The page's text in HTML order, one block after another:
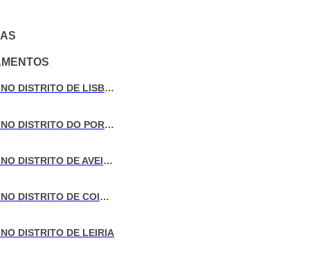
VENDA DE MORADIAS NO DISTRITO DE LISBOA
VENDA DE MORADIAS NO DISTRITO DO PORTO
VENDA DE MORADIAS NO DISTRITO DE AVEIRO
VENDA DE MORADIAS NO DISTRITO DE COIMBRA
DISTRITO DE LEIRIA